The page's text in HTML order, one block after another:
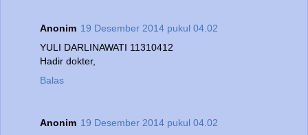
Anonim 19 Desember 2014 pukul 04.02
YULI DARLINAWATI 11310412
Hadir dokter,
Balas
Anonim 19 Desember 2014 pukul 04.02